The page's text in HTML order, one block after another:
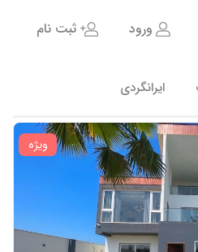
ایرانگردی
ورود ثبت نام
ویژه